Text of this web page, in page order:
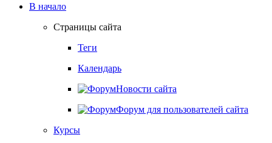
В начало
Страницы сайта
Теги
Календарь
Новости сайта
Форум для пользователей сайта
Курсы